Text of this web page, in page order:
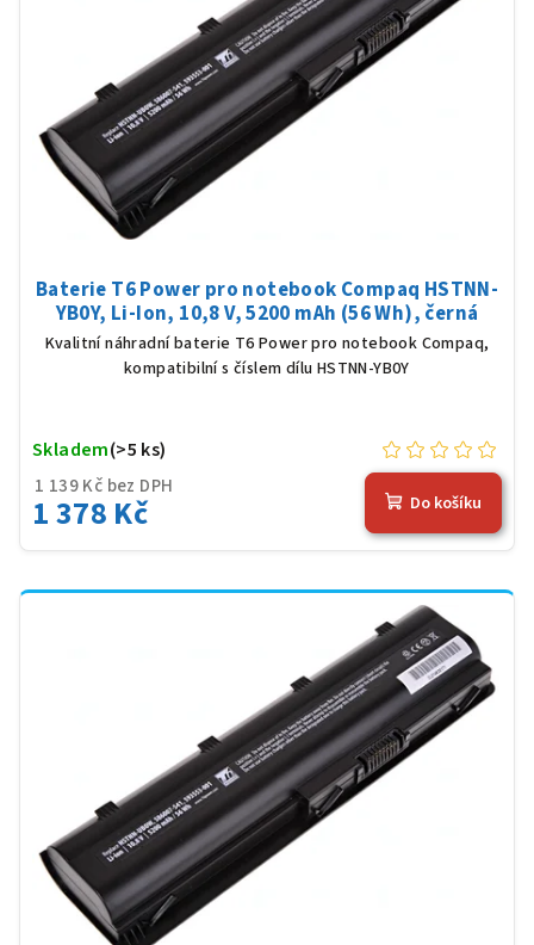
Baterie T6 Power pro notebook Compaq HSTNN-
YB0Y, Li-Ion, 10,8 V, 5200 mAh (56 Wh), černá
Kvalitní náhradní baterie T6 Power pro notebook Compaq,
kompatibilní s číslem dílu HSTNN-YB0Y
1 139 Kč bez DPH
1 378 Kč
Skladem(>5 ks)
Do košíku